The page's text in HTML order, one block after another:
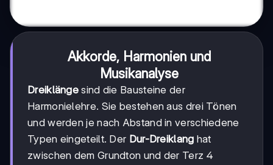
Akkorde, Harmonien und
Musikanalyse
Dreiklänge sind die Bausteine der
Harmonielehre. Sie bestehen aus drei Tönen
und werden je nach Abstand in verschiedene
Typen eingeteilt. Der Dur-Dreiklang hat
zwischen dem Grundton und der Terz 4